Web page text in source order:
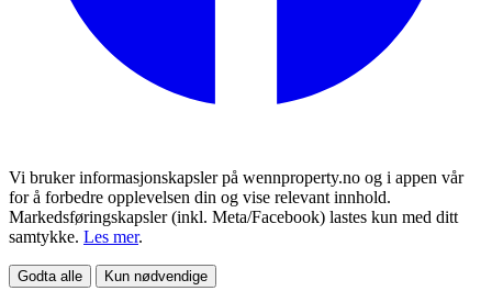
Vi bruker informasjonskapsler på wennproperty.no og i appen vår
for å forbedre opplevelsen din og vise relevant innhold.
Markedsføringskapsler (inkl. Meta/Facebook) lastes kun med ditt
samtykke. Les mer.
Godta alle Kun nødvendige